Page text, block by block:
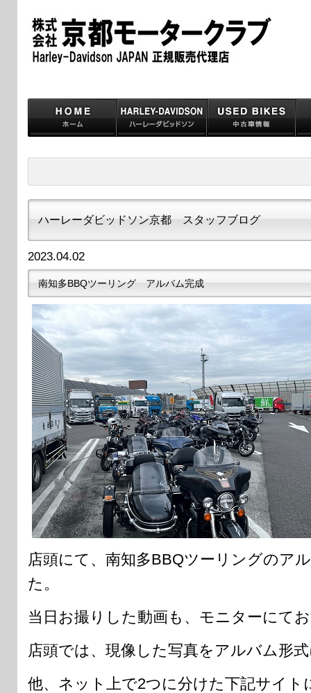
ハーレーダビッドソン京都 スタッフブログ
2023.04.02
南知多BBQツーリング アルバム完成
店頭にて、南知多BBQツーリングのア
た。
当日お撮りした動画も、モニターにて
店頭では、現像した写真をアルバム形
他、ネット上で2つに分けた下記サイ